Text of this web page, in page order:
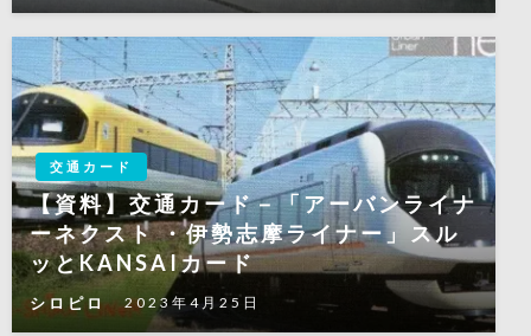
交通カード
【資料】交通カード－「アーバンライナ
ーネクスト ・伊勢志摩ライナー」スル
ッとKANSAIカード
シロピロ 2023年4月25日